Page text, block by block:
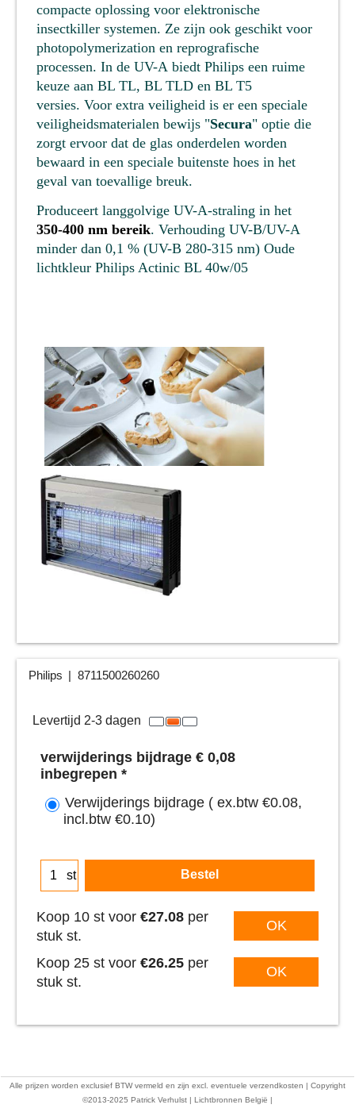
compacte oplossing voor elektronische
insectkiller systemen. Ze zijn ook geschikt voor
photopolymerization en reprografische
processen. In de UV-A biedt Philips een ruime
keuze aan BL TL, BL TLD en BL T5
versies. Voor extra veiligheid is er een speciale
veiligheidsmaterialen bewijs "Secura" optie die
zorgt ervoor dat de glas onderdelen worden
bewaard in een speciale buitenste hoes in het
geval van toevallige breuk.
Produceert langgolvige UV-A-straling in het
350-400 nm bereik. Verhouding UV-B/UV-A
minder dan 0,1 % (UV-B 280-315 nm) Oude
lichtkleur Philips Actinic BL 40w/05
Philips 8711500260260
€33.43 incl.btw
verwijderings bijdrage € 0,08
inbegrepen*
Verwijderings bijdrage
Koop 10 st voor
stuk st.
Koop 25 st voor